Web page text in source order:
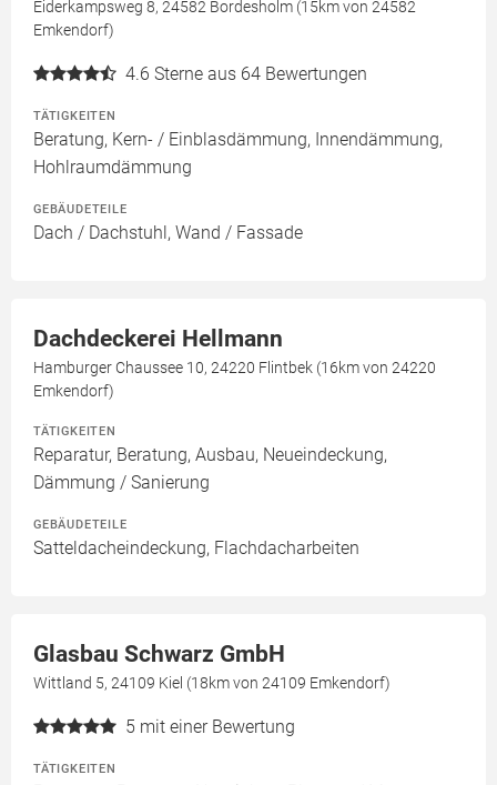
Eiderkampsweg 8, 24582 Bordesholm (15km von 24582
Emkendorf)
4.6 Sterne aus 64 Bewertungen
TÄTIGKEITEN
Beratung, Kern- / Einblasdämmung, Innendämmung,
Hohlraumdämmung
GEBÄUDETEILE
Dach / Dachstuhl, Wand / Fassade
Dachdeckerei Hellmann
Hamburger Chaussee 10, 24220 Flintbek (16km von 24220
Emkendorf)
TÄTIGKEITEN
Reparatur, Beratung, Ausbau, Neueindeckung,
Dämmung / Sanierung
GEBÄUDETEILE
Satteldacheindeckung, Flachdacharbeiten
Glasbau Schwarz GmbH
Wittland 5, 24109 Kiel (18km von 24109 Emkendorf)
5 mit einer Bewertung
TÄTIGKEITEN